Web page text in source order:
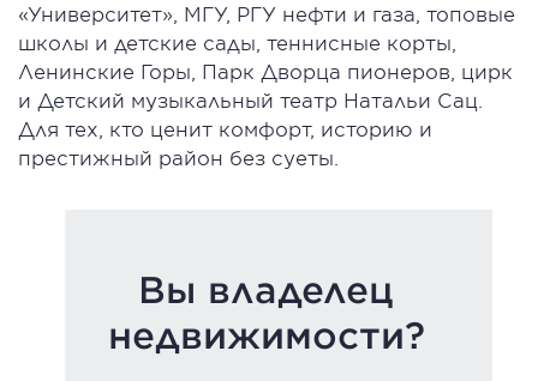
«Университет», МГУ, РГУ нефти и газа, топовые
школы и детские сады, теннисные корты,
Ленинские Горы, Парк Дворца пионеров, цирк
и Детский музыкальный театр Натальи Сац.
Для тех, кто ценит комфорт, историю и
престижный район без суеты.
Вы владелец
недвижимости?